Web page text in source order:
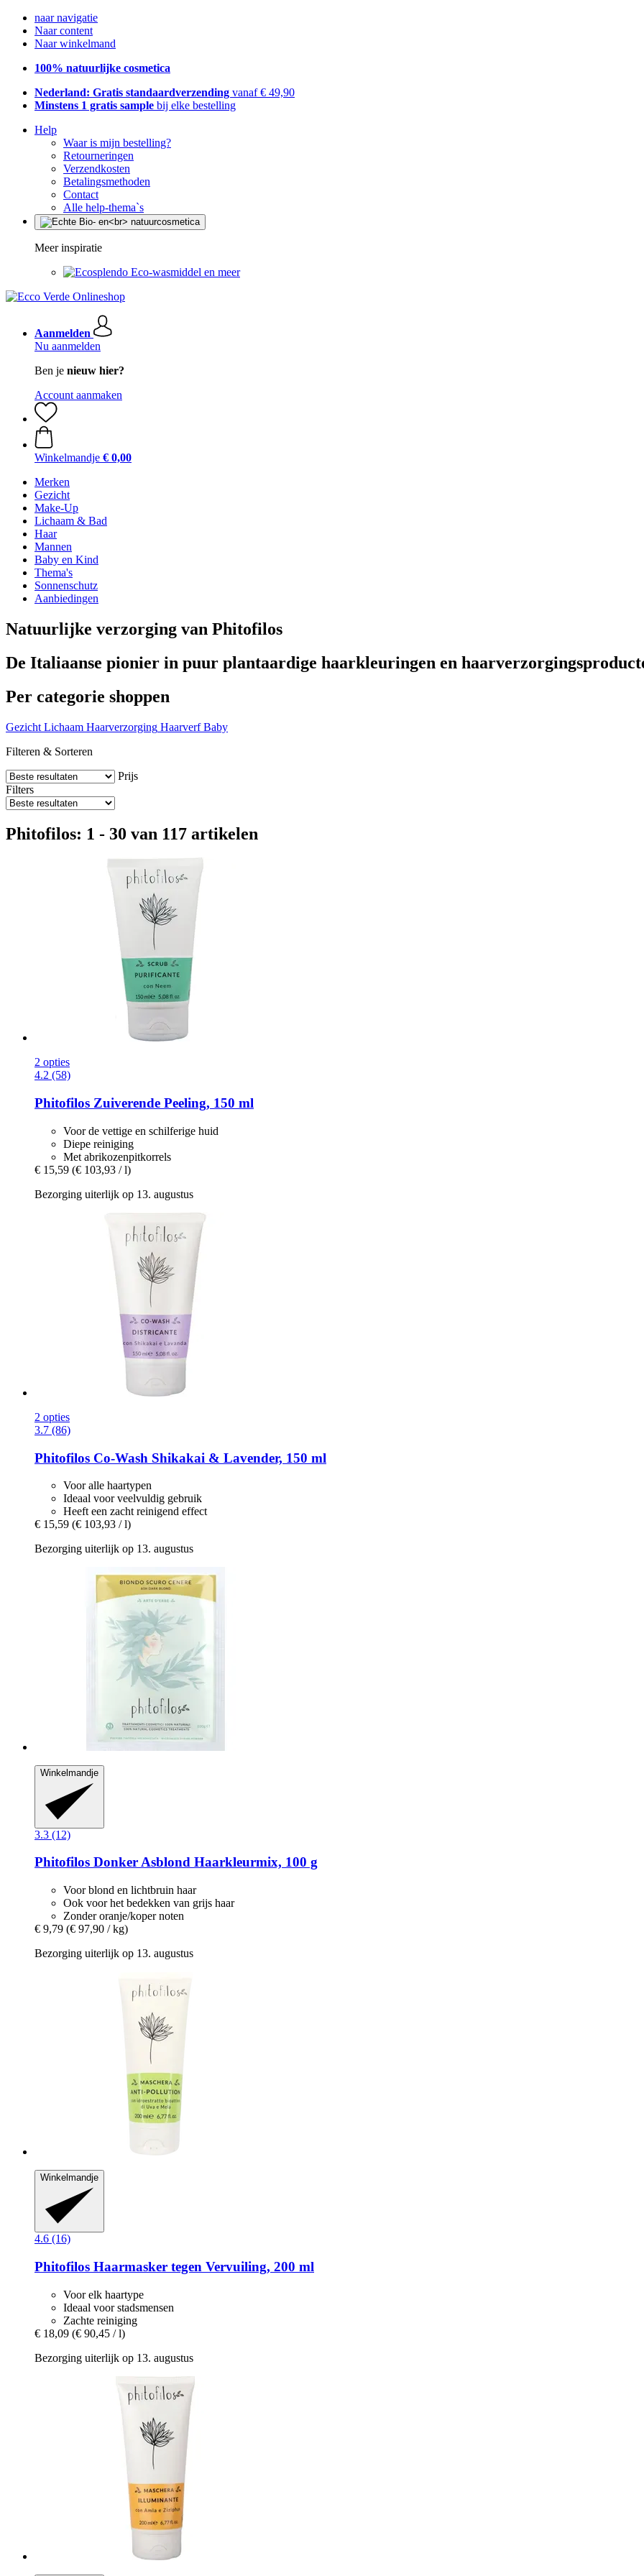
naar navigatie
Naar content
Naar winkelmand
100% natuurlijke cosmetica
Nederland: Gratis standaardverzending vanaf € 49,90
Minstens 1 gratis sample bij elke bestelling
Help
Waar is mijn bestelling?
Retourneringen
Verzendkosten
Betalingsmethoden
Contact
Alle help-thema`s
Meer inspiratie
Eco-wasmiddel en meer
Aanmelden
Nu aanmelden
Ben je nieuw hier?
Account aanmaken
Winkelmandje € 0,00
Merken
Gezicht
Make-Up
Lichaam & Bad
Haar
Mannen
Baby en Kind
Thema's
Sonnenschutz
Aanbiedingen
Natuurlijke verzorging van Phitofilos
De Italiaanse pionier in puur plantaardige haarkleuringen en
Per categorie shoppen
Gezicht Lichaam Haarverzorging Haarverf Baby
Filteren & Sorteren
Prijs
Filters
Phitofilos: 1 - 30 van 117 artikelen
2 opties
4.2 (58)
Phitofilos Zuiverende Peeling, 150 ml
Voor de vettige en schilferige huid
Diepe reiniging
Met abrikozenpitkorrels
€ 15,59 (€ 103,93 / l)
Bezorging uiterlijk op 13. augustus
2 opties
3.7 (86)
Phitofilos Co-​Wash Shikakai & Lavender, 150 ml
Voor alle haartypen
Ideaal voor veelvuldig gebruik
Heeft een zacht reinigend effect
€ 15,59 (€ 103,93 / l)
Bezorging uiterlijk op 13. augustus
Winkelmandje
3.3 (12)
Phitofilos Donker Asblond Haarkleurmix, 100 g
Voor blond en lichtbruin haar
Ook voor het bedekken van grijs haar
Zonder oranje/koper noten
€ 9,79 (€ 97,90 / kg)
Bezorging uiterlijk op 13. augustus
Winkelmandje
4.6 (16)
Phitofilos Haarmasker tegen Vervuiling, 200 ml
Voor elk haartype
Ideaal voor stadsmensen
Zachte reiniging
€ 18,09 (€ 90,45 / l)
Bezorging uiterlijk op 13. augustus